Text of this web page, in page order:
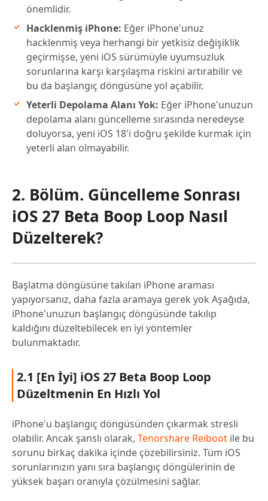
önemlidir.
Hacklenmiş iPhone: Eğer iPhone'unuz
hacklenmiş veya herhangi bir yetkisiz değişiklik
geçirmişse, yeni iOS sürümüyle uyumsuzluk
sorunlarına karşı karşılaşma riskini artırabilir ve
bu da başlangıç döngüsüne yol açabilir.
Yeterli Depolama Alanı Yok: Eğer iPhone'unuzun
depolama alanı güncelleme sırasında neredeyse
doluyorsa, yeni iOS 18'i doğru şekilde kurmak için
yeterli alan olmayabilir.
2. Bölüm. Güncelleme Sonrası
iOS 27 Beta Boop Loop Nasıl
Düzelterek?
Başlatma döngüsüne takılan iPhone araması
yapıyorsanız, daha fazla aramaya gerek yok Aşağıda,
iPhone'unuzun başlangıç döngüsünde takılıp
kaldığını düzeltebilecek en iyi yöntemler
bulunmaktadır.
2.1 [En İyi] iOS 27 Beta Boop Loop
Düzeltmenin En Hızlı Yol
iPhone'u başlangıç döngüsünden çıkarmak stresli
olabilir. Ancak şanslı olarak, Tenorshare Reiboot ile bu
sorunu birkaç dakika içinde çözebilirsiniz. Tüm iOS
sorunlarınızın yanı sıra başlangıç döngülerinin de
yüksek başarı oranıyla çözülmesini sağlar.